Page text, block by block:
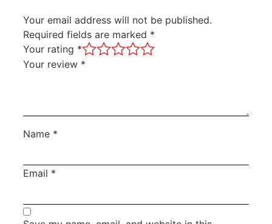
Your email address will not be published.
Required fields are marked *
Your rating *
Your review *
Name *
Email *